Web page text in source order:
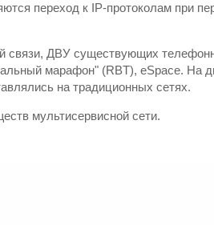
переход к IP-протоколам при
связи, ДВУ существующих
марафон" (RBT), eSpace. На
на традиционных сетях.
мультисервисной сети.